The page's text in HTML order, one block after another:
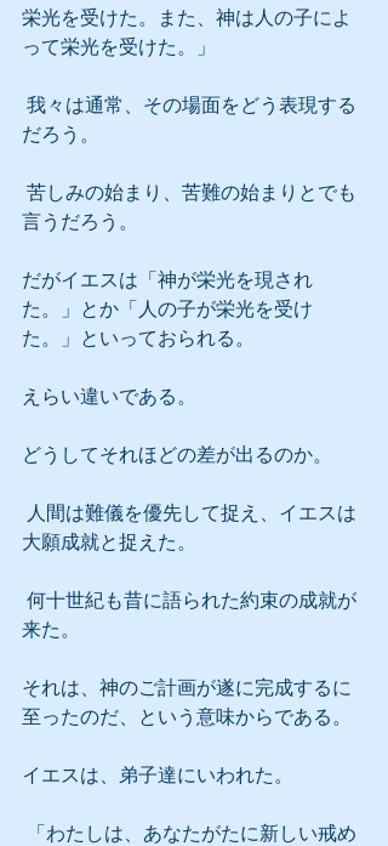
栄光を受けた。また、神は人の子によ
って栄光を受けた。」
だろう。
言うだろう。
だがイエスは「神が栄光を現され
た。」とか「人の子が栄光を受け
た。」といっておられる。
えらい違いである。
どうしてそれほどの差が出るのか。
大願成就と捉えた。
来た。
それは、神のご計画が遂に完成するに
至ったのだ、という意味からである。
イエスは、弟子達にいわれた。